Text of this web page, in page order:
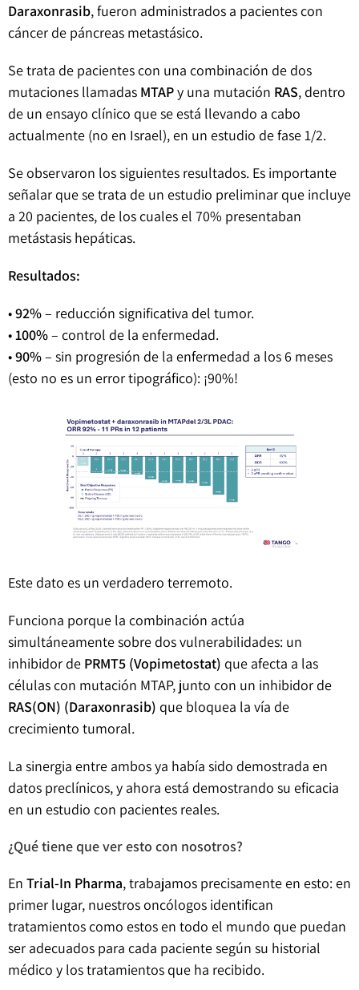
Daraxonrasib, fueron administrados a pacientes con
cáncer de páncreas metastásico.
Se trata de pacientes con una combinación de dos
mutaciones llamadas MTAPy una mutación RAS, dentro
de un ensayo clínico que se está llevando a cabo
actualmente (no en Israel), en un estudio de fase 1/2.
Se observaron los siguientes resultados. Es importante
señalar que se trata de un estudio preliminar que incluye
a 20 pacientes, de los cuales el 70% presentaban
metástasis hepáticas.
Resultados:
•92%– reducción significativa del tumor.
•100%– control de la enfermedad.
•90%– sin progresión de la enfermedad a los 6 meses
(esto no es un error tipográfico): ¡90%!
Este dato es un verdadero terremoto.
Funciona porque la combinación actúa
simultáneamente sobre dos vulnerabilidades: un
inhibidor de PRMT5 (Vopimetostat) que afecta a las
células con mutación MTAP, junto con un inhibidor de
RAS(ON) (Daraxonrasib) que bloquea la vía de
crecimiento tumoral.
La sinergia entre ambos ya había sido demostrada en
datos preclínicos, y ahora está demostrando su eficacia
en un estudio con pacientes reales.
¿Qué tiene que ver esto con nosotros?
En Trial-In Pharma, trabajamos precisamente en esto: en
primer lugar, nuestros oncólogos identifican
tratamientos como estos en todo el mundo que puedan
ser adecuados para cada paciente según su historial
médico y los tratamientos que ha recibido.